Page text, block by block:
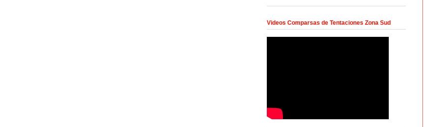
Videos Comparsas de Tentaciones Zona Sud